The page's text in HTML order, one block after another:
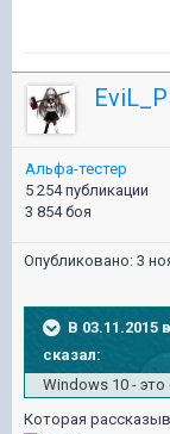
Альфа-тестер
5 254 публикации
3 854 боя
Опубликовано: 3
В 03.11.2015
сказал:
Windows 10 - это
Которая